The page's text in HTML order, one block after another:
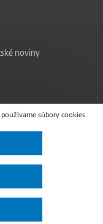
súbory cookies.
noviny